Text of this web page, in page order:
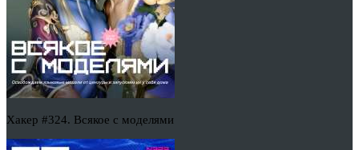
Хакер #324. Всякое с моделями